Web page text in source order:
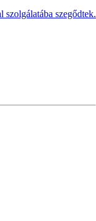
szegődtek.